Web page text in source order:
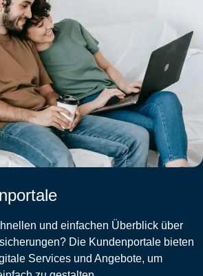
und einfachen Überblick über
Die Kundenportale bieten
Services und Angebote, um